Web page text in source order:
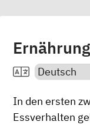
In den ersten
Essverhalten